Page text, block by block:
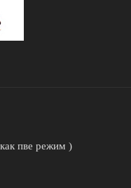
пве режим )